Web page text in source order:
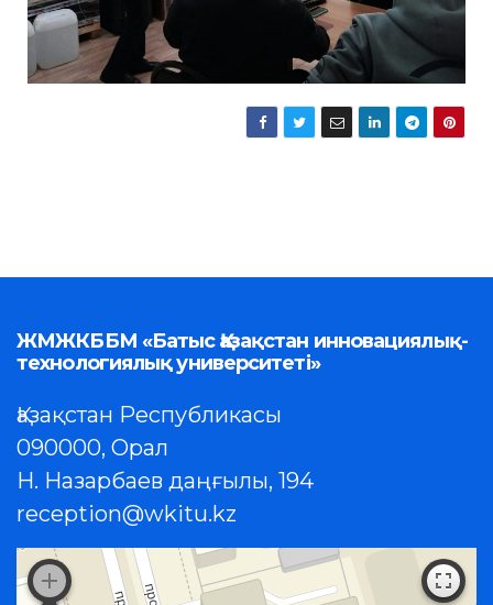
ЖМЖКББМ «Батыс Қазақстан инновациялық-
технологиялық университеті»
Қазақстан Республикасы
090000, Орал
Н. Назарбаев даңғылы, 194
reception@wkitu.kz